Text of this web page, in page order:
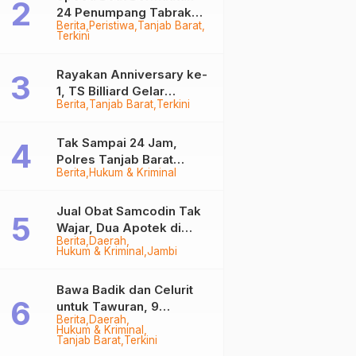
Berita Peristiwa Tanjab Barat
Terkini
24 Penumpang Tabrak
Togok di Kuala Tungkal,
Berita Tanjab Barat Terkini
Rayakan Anniversary ke-
1, TS Billiard Gelar
Turnamen 9 Ball
Berita Hukum & Kriminal
Tak Sampai 24 Jam,
Polres Tanjab Barat
Ringkus Komplotan
Tungkal
Berita Daerah
Hukum & Kriminal Jambi
Jual Obat Samcodin Tak
Wajar, Dua Apotek di
Tanjab Barat Disegel
Berita Daerah
Hukum & Kriminal
Tanjab Barat Terkini
Bawa Badik dan Celurit
untuk Tawuran, 9
Anggota Geng Motor di
Tanjab Barat Diringkus